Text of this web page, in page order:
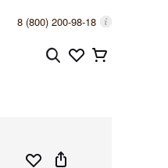
8 (800) 200-98-18